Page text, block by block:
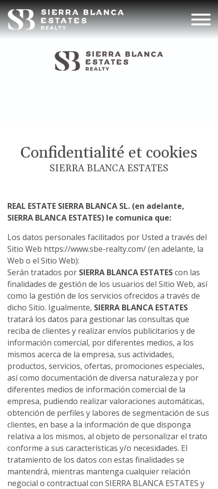
Confidentialité et cookies
SIERRA BLANCA ESTATES
REAL ESTATE SIERRA BLANCA SL. (en adelante,
SIERRA BLANCA ESTATES) le comunica que:
Los datos personales facilitados por Usted a través del
Sitio Web https://www.sbe-realty.com/ (en adelante, la
Web o el Sitio Web):
Serán tratados por SIERRA BLANCA ESTATEScon las
finalidades de gestión de los usuarios del Sitio Web, así
como la gestión de los servicios ofrecidos a través de
dicho Sitio. Igualmente, SIERRA BLANCA ESTATES
tratará los datos para gestionar las consultas que
reciba de clientes y realizar envíos publicitarios y de
información comercial, por diferentes medios, a los
mismos acerca de la empresa, sus actividades,
productos, servicios, ofertas, promociones especiales,
así como documentación de diversa naturaleza y por
diferentes medios de información comercial de la
empresa, pudiendo realizar valoraciones automáticas,
obtención de perfiles y labores de segmentación de sus
clientes, en base a la información de que disponga
relativa a los mismos, al objeto de personalizar el trato
conforme a sus características y/o necesidades. El
tratamiento de los datos con estas finalidades se
mantendrá, mientras mantenga cualquier relación
negocial o contractual con SIERRA BLANCA ESTATES y